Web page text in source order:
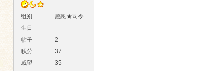
组别
感恩★司令
生日
帖子
2
积分
37
威望
35